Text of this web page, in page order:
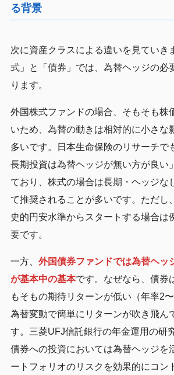
る背景
次に資産クラスによる違いを見ていき
式」と「債券」では、為替ヘッジの必
ります。
外国株式ファンドの場合、そもそも株
いため、為替の動きは相対的に小さな
多いです。日本生命保険のリサーチで
長期投資は為替ヘッジが無い方が良い
ており、株式の場合は長期・ヘッジな
て推奨されることが多いです。ただし
史的円安水準からスタートする場合は
要です。
一方、 外国債券ファンドでは為替ヘッ
が基本中の基本です。なぜなら、債券
もそもの期待リターンが低い（年率2
為替変動で簡単にリターンが吹き飛ん
す。三菱UFJ信託銀行の年金運用の研
債券への投資においては為替ヘッジを
ートフォリオのリスクを効果的にコン